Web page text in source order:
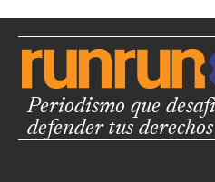
Periodismo que
defender tus